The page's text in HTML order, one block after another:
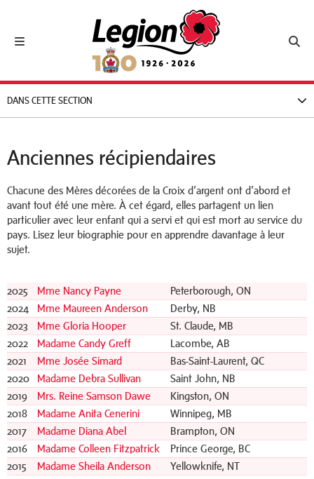
Toggle navigation
Royal Canadian Legion
DANS CETTE SECTION
Anciennes récipiendaires
Chacune des Mères décorées de la Croix d’argent ont d’abord et
avant tout été une mère. À cet égard, elles partagent un lien
particulier avec leur enfant qui a servi et qui est mort au service du
pays. Lisez leur biographie pour en apprendre davantage à leur
sujet.
2025 Mme Nancy Payne
Peterborough, ON
2024
Mme Maureen Anderson
Derby, NB
2023
Mme Gloria Hooper
St. Claude, MB
2022
Madame Candy Greff
Lacombe, AB
2021
Mme Josée Simard
Bas-Saint-Laurent, QC
2020
Madame Debra Sullivan
Saint John, NB
2019
Mrs. Reine Samson Dawe
Kingston, ON
2018
Madame Anita Cenerini
Winnipeg, MB
2017
Madame Diana Abel
Brampton, ON
2016
Madame Colleen Fitzpatrick
Prince George, BC
2015
Madame Sheila Anderson
Yellowknife, NT